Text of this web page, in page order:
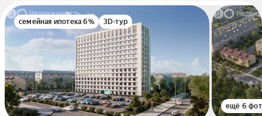
семейная ипотека 6% 3D-тур
ещё 6